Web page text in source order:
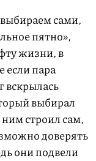
сами,
пятно»,
жизни, в
если пара
вскрылась
выбирал
строил сам,
доверять
они подвели